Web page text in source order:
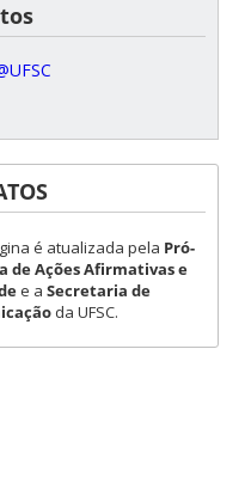
é atualizada pela Pró-
de Ações Afirmativas e
e a Secretaria de
da UFSC.